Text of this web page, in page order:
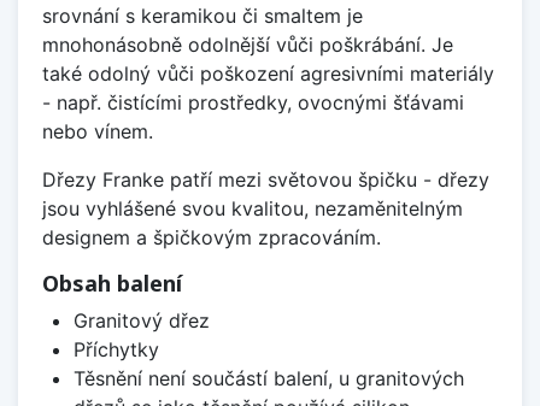
srovnání s keramikou či smaltem je
mnohonásobně odolnější vůči poškrábání. Je
také odolný vůči poškození agresivními materiály
- např. čistícími prostředky, ovocnými šťávami
nebo vínem.
Dřezy Franke patří mezi světovou špičku - dřezy
jsou vyhlášené svou kvalitou, nezaměnitelným
designem a špičkovým zpracováním.
Obsah balení
Granitový dřez
Příchytky
Těsnění není součástí balení, u granitových